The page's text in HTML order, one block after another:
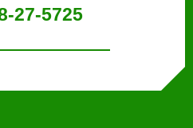
わせに対応・管理するため
サービスの提供・運用のため
27-5725